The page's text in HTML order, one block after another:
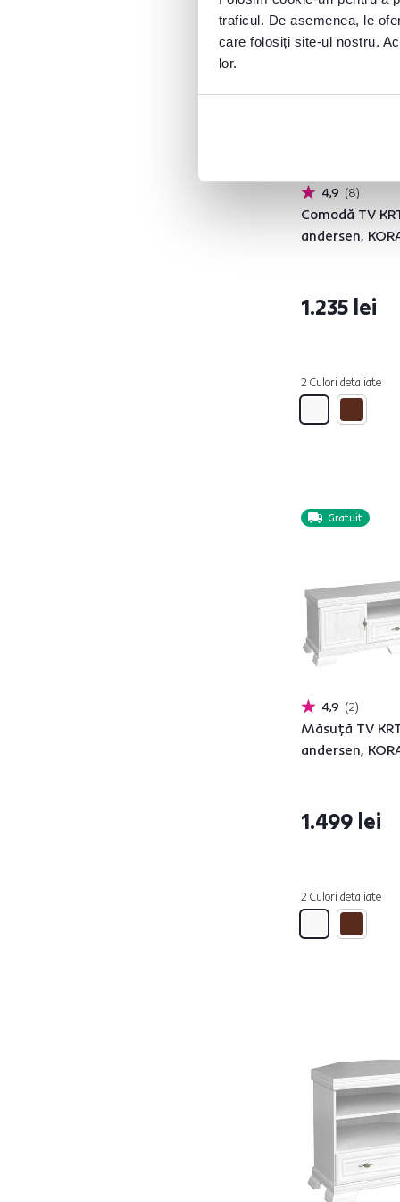
traficul. De asemenea, le
care folosiți site-ul nostru.
lor.
3
17
4,9 8
Comodă TV
andersen,
1.235 lei
2 Culori detaliate
Gratuit
4,9 2
Măsuţă TV
andersen,
1.499 lei
2 Culori detaliate